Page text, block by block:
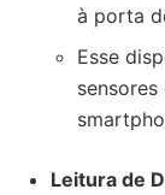
à porta
Esse
Leitura de